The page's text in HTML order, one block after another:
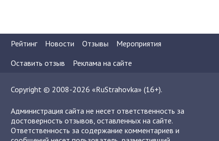
Рейтинг Новости Отзывы
Мероприятия
Оставить отзыв
Реклама на сайте
Copyright © 2008-2026 «RuStrahovka» (16+).
Администрация сайта не несет ответственность за
достоверность отзывов, оставленных на сайте.
Ответственность за содержание комментариев и